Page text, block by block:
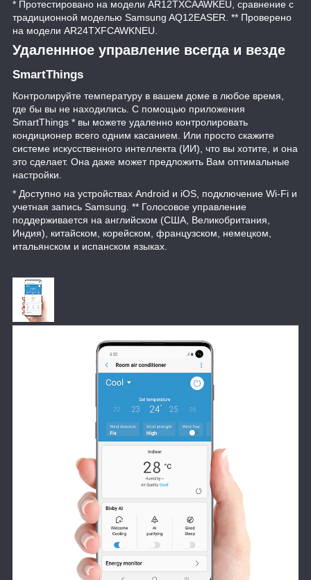
* Протестировано на модели AR12TXCAAWKEU, сравнение с
традиционной моделью Samsung AQ12EASER. ** Проверено
на модели AR24TXFCAWKNEU.
Удаленнное управление всегда и везде
SmartThings
Контролируйте температуру в вашем доме в любое время,
где бы вы не находились. С помощью приложения
SmartThings * вы можете удаленно контролировать
кондиционер всего одним касанием. Или просто скажите
системе искусственного интеллекта (ИИ), что вы хотите, и она
это сделает. Она даже может предложить Вам оптимальные
настройки.
* Доступно на устройствах Android и iOS, подключение Wi-Fi и
учетная запись Samsung. ** Голосовое управление
поддерживается на английском (США, Великобритания,
Индия), китайском, корейском, французском, немецком,
итальянском и испанском языках.